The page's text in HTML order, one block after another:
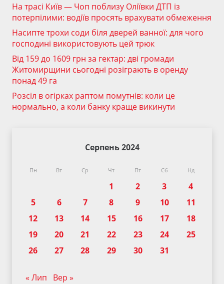
На трасі Київ — Чоп поблизу Оліївки ДТП із
потерпілими: водіїв просять врахувати обмеження
Насипте трохи соди біля дверей ванної: для чого
господині використовують цей трюк
Від 159 до 1609 грн за гектар: дві громади
Житомирщини сьогодні розіграють в оренду
понад 49 га
Розсіл в огірках раптом помутнів: коли це
нормально, а коли банку краще викинути
Серпень 2024
Пн Вт Ср Чт Пт Сб Нд
1 2 3
4
5
6 7 8 9 10
11
12
13 14 15 16 17
18
19
20 21 22 23 24
25
26
27 28 29 30 31
« Лип Вер »